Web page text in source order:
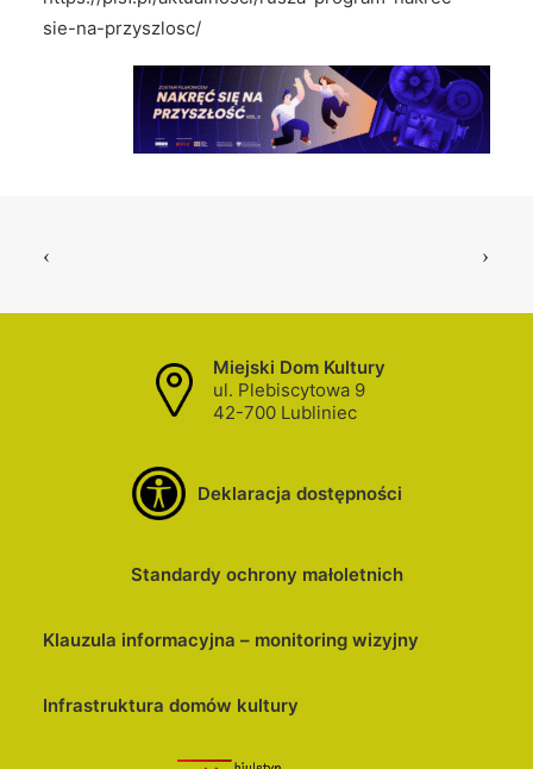
sie-na-przyszlosc/
Miejski Dom Kultury
ul. Plebiscytowa 9
42-700 Lubliniec
Deklaracja dostępności
Standardy ochrony małoletnich
Klauzula informacyjna – monitoring wizyjny
Infrastruktura domów kultury